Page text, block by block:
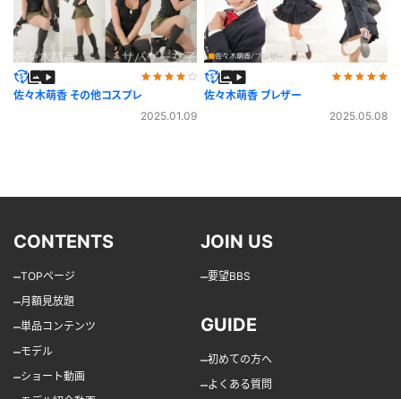
佐々木萌香 その他コスプレ
2025.01.09
佐々木萌香 ブレザー
2025.05.08
CONTENTS
–TOPページ
–月額見放題
–単品コンテンツ
–モデル
–ショート動画
JOIN US
–要望BBS
GUIDE
–初めての方へ
–よくある質問